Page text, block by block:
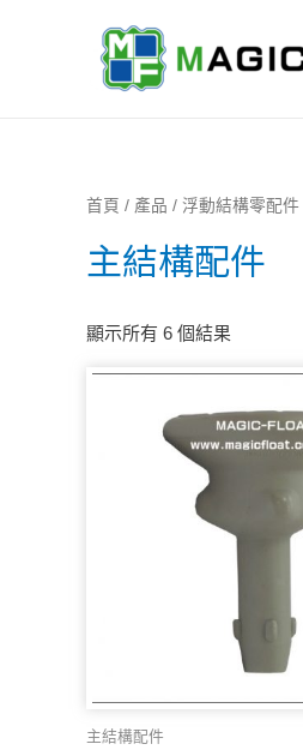
首頁 / 產品 / 浮動結構零配件
主結構配件
顯示所有 6 個結果
主結構配件